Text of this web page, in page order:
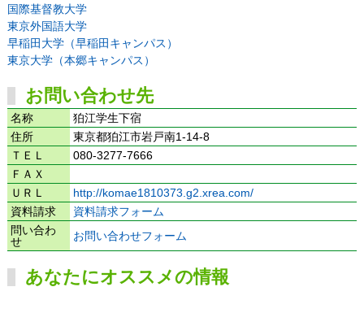
国際基督教大学
東京外国語大学
早稲田大学（早稲田キャンパス）
東京大学（本郷キャンパス）
お問い合わせ先
名称
狛江学生下宿
住所
東京都狛江市岩戸南1-14-8
ＴＥＬ
080-3277-7666
ＦＡＸ
ＵＲＬ
http://komae1810373.g2.xrea.com/
資料請求
資料請求フォーム
問い合わ
せ
お問い合わせフォーム
あなたにオススメの情報